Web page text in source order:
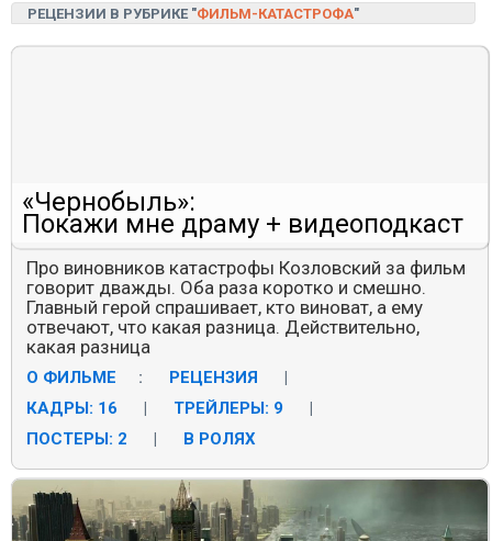
РЕЦЕНЗИИ В РУБРИКЕ "ФИЛЬМ-КАТАСТРОФА"
«Чернобыль»:
Покажи мне драму + видеоподкаст
Про виновников катастрофы Козловский за фильм
говорит дважды. Оба раза коротко и смешно.
Главный герой спрашивает, кто виноват, а ему
отвечают, что какая разница. Действительно,
какая разница
О ФИЛЬМЕ : РЕЦЕНЗИЯ
|
КАДРЫ: 16
| ТРЕЙЛЕРЫ: 9
|
ПОСТЕРЫ: 2
| В РОЛЯХ